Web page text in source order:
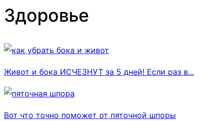
Здоровье
Живот и бока ИСЧЕЗНУТ за 5 дней! Если раз в...
Вот что точно поможет от пяточной шпоры